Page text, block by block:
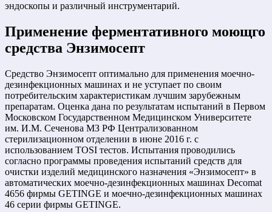
эндоскопы и различный инструментарий.
Применение ферментативного моющго
средства Энзимосепт
Средство Энзимосепт оптимально для применения моечно-
дезинфекционных машинах и не уступает по своим
потребительским характеристикам лучшим зарубежным
препаратам. Оценка дана по результатам испытаний в Первом
Московском Государственном Медицинском Университете
им. И.М. Сеченова МЗ РФ Централизованном
стерилизационном отделении в июне 2016 г. с
использованием TOSI тестов. Испытания проводились
согласно программы проведения испытаний средств для
очистки изделий медицинского назначения «Энзимосепт» в
автоматических моечно-дезинфекционных машинах Decomat
4656 фирмы GETINGE и моечно-дезинфекционных машинах
46 серии фирмы GETINGE.